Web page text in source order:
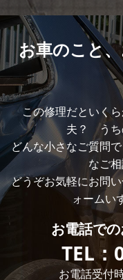
お車のこと、
この修理だといく
夫？ うち
どんな小さなご質問
なご
どうぞお気軽にお問
ォームい
お電話での
TEL：
お電話受付